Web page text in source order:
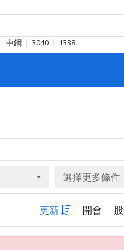
中鋼 3040 1338
選擇更多條件
更新 開會